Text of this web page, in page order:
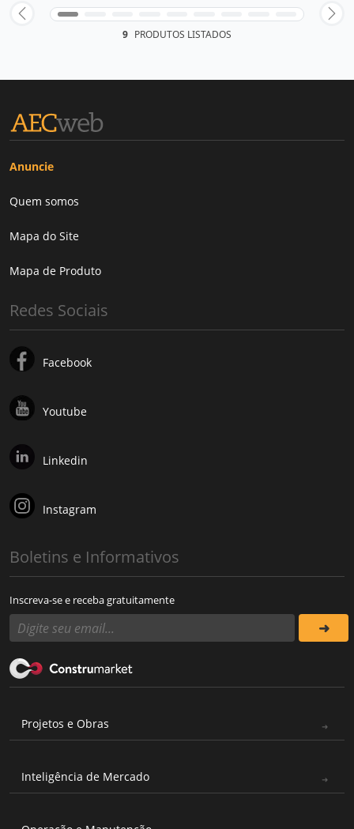
9 PRODUTOS LISTADOS
Anuncie
Quem somos
Mapa do Site
Mapa de Produto
Redes Sociais
Facebook
Youtube
Linkedin
Instagram
Boletins e Informativos
Inscreva-se e receba gratuitamente
Projetos e Obras
Inteligência de Mercado